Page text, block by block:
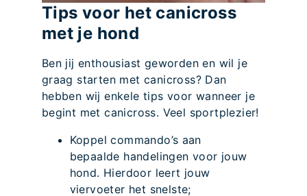
Tips voor het canicross
met je hond
Ben jij enthousiast geworden en wil je
graag starten met canicross? Dan
hebben wij enkele tips voor wanneer je
begint met canicross. Veel sportplezier!
Koppel commando’s aan
bepaalde handelingen voor jouw
hond. Hierdoor leert jouw
viervoeter het snelste;